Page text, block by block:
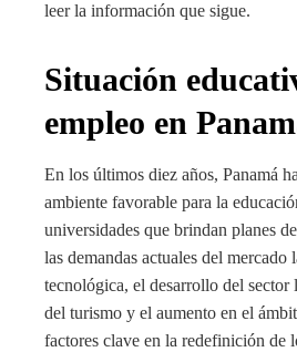
leer la información que sigue.
Situación
empleo en
En los últimos diez años, Panamá
ambiente favorable para la
universidades que brindan planes
las demandas actuales del
tecnológica, el desarrollo del
del turismo y el aumento en el
factores clave en la redefinición de